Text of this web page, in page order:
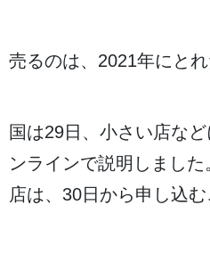
売るのは、2021年にと
国は29日 、 小さい店など
ンラインで説明 しました
店は、30日 から申 し込む